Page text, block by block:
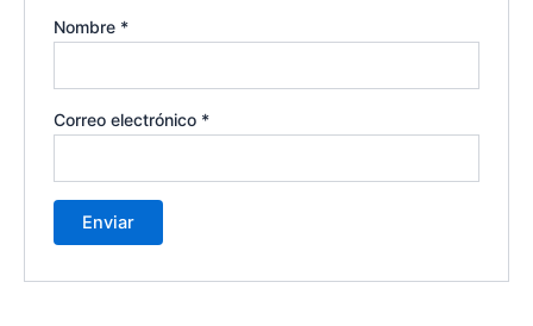
Nombre *
Correo electrónico *